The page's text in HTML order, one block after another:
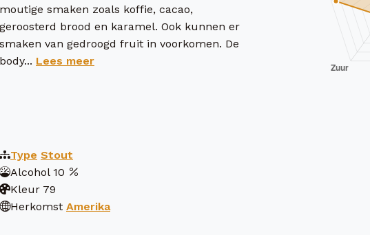
moutige smaken zoals koffie, cacao,
geroosterd brood en karamel. Ook kunnen er
smaken van gedroogd fruit in voorkomen. De
body... Lees meer
Type Stout
Alcohol 10
Kleur 79
Herkomst Amerika